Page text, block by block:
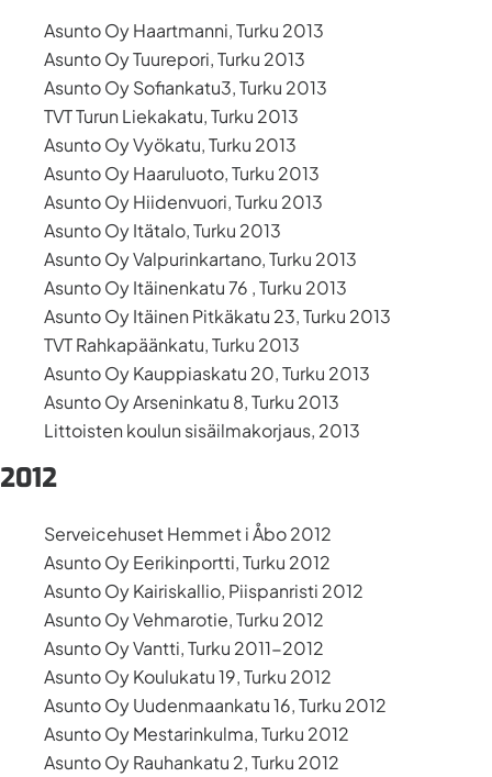
Asunto Oy Haartmanni, Turku 2013
Asunto Oy Tuurepori, Turku 2013
Asunto Oy Sofiankatu3, Turku 2013
TVT Turun Liekakatu, Turku 2013
Asunto Oy Vyökatu, Turku 2013
Asunto Oy Haaruluoto, Turku 2013
Asunto Oy Hiidenvuori, Turku 2013
Asunto Oy Itätalo, Turku 2013
Asunto Oy Valpurinkartano, Turku 2013
Asunto Oy Itäinenkatu 76 , Turku 2013
Asunto Oy Itäinen Pitkäkatu 23, Turku 2013
TVT Rahkapäänkatu, Turku 2013
Asunto Oy Kauppiaskatu 20, Turku 2013
Asunto Oy Arseninkatu 8, Turku 2013
Littoisten koulun sisäilmakorjaus, 2013
2012
Serveicehuset Hemmet i Åbo 2012
Asunto Oy Eerikinportti, Turku 2012
Asunto Oy Kairiskallio, Piispanristi 2012
Asunto Oy Vehmarotie, Turku 2012
Asunto Oy Vantti, Turku 2011-2012
Asunto Oy Koulukatu 19, Turku 2012
Asunto Oy Uudenmaankatu 16, Turku 2012
Asunto Oy Mestarinkulma, Turku 2012
Asunto Oy Rauhankatu 2, Turku 2012